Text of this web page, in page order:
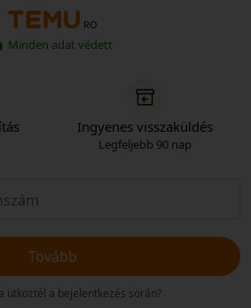
RO
Minden adat védett
Ingyenes visszaküldés
Legfeljebb 90 nap
Tovább
ütköztél a bejelentkezés során?